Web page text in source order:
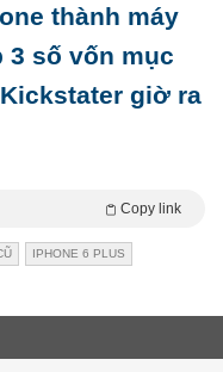
thành máy
3 số vốn mục
giờ ra
Copy link
IPHONE 6 PLUS